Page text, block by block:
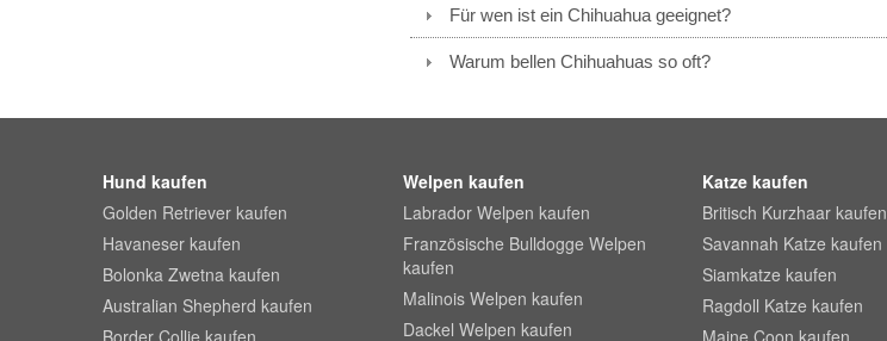
Für wen ist ein Chihuahua geeignet?
Warum bellen Chihuahuas so oft?
Hund kaufen
Golden Retriever kaufen
Havaneser kaufen
Bolonka Zwetna kaufen
Australian Shepherd kaufen
Welpen kaufen
Labrador Welpen kaufen
Französische Bulldogge Welpen
kaufen
Malinois Welpen kaufen
Dackel Welpen kaufen
Katze kaufen
Britisch Kurzhaar kaufen
Savannah Katze kaufen
Siamkatze kaufen
Ragdoll Katze kaufen